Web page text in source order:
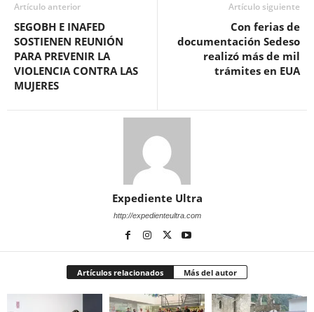
Artículo anterior
SEGOBH E INAFED
SOSTIENEN REUNIÓN
PARA PREVENIR LA
VIOLENCIA CONTRA LAS
MUJERES
Artículo siguiente
Con ferias de
documentación Sedeso
realizó más de mil
trámites en EUA
Expediente Ultra
http://expedienteultra.com
Artículos relacionados Más del autor